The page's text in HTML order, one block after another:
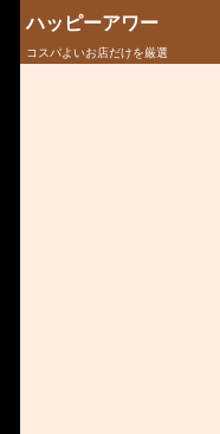
ハッピーアワー
コスパよいお店だけを厳選